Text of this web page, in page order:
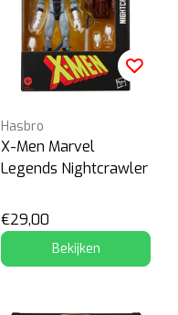
Hasbro
X-Men Marvel
Legends Nightcrawler
€29,00
Bekijken